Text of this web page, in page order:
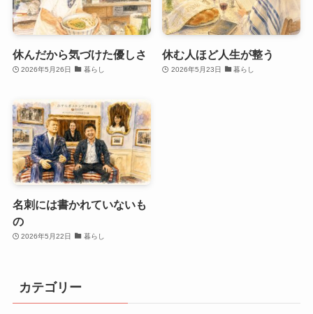
休んだから気づけた優しさ
2026年5月26日 暮らし
休む人ほど人生が整う
2026年5月23日 暮らし
名刺には書かれていないも
の
2026年5月22日 暮らし
カテゴリー